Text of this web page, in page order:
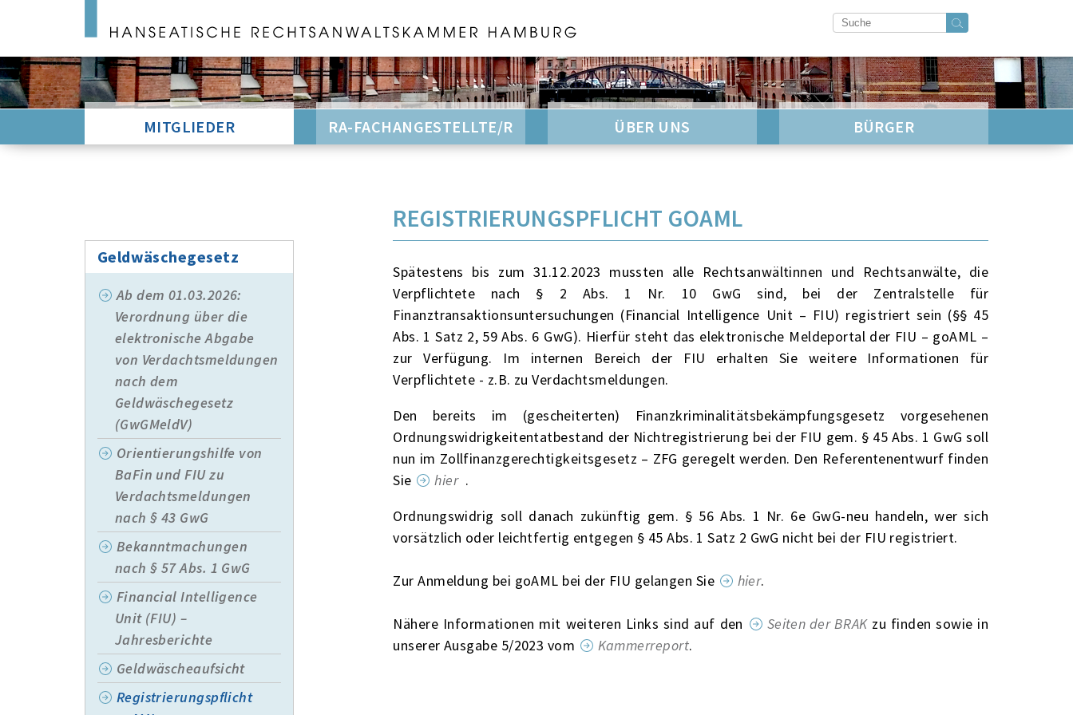
MITGLIEDER RA-FACHANGESTELLTE/R ÜBER UNS BÜRGER
Geldwäschegesetz
Ab dem 01.03.2026:
Verordnung über die
elektronische Abgabe
von Verdachtsmeldungen
nach dem
Geldwäschegesetz
(GwGMeldV)
Orientierungshilfe von
BaFin und FIU zu
Verdachtsmeldungen
nach § 43 GwG
Bekanntmachungen
nach § 57 Abs. 1 GwG
Financial Intelligence
Unit (FIU) –
Jahresberichte
Geldwäscheaufsicht
Registrierungspflicht
REGISTRIERUNGSPFLICHT GOAML
Spätestens bis zum 31.12.2023 mussten alle Rechtsanwältinnen und Rechtsanwälte, die
Verpflichtete nach § 2 Abs. 1 Nr. 10 GwG sind, bei der Zentralstelle für
Finanztransaktionsuntersuchungen (Financial Intelligence Unit – FIU) registriert sein (§§ 45
Abs. 1 Satz 2, 59 Abs. 6 GwG). Hierfür steht das elektronische Meldeportal der FIU – goAML –
zur Verfügung. Im internen Bereich der FIU erhalten Sie weitere Informationen für
Verpflichtete - z.B. zu Verdachtsmeldungen.
Den bereits im (gescheiterten) Finanzkriminalitätsbekämpfungsgesetz vorgesehenen
Ordnungswidrigkeitentatbestand der Nichtregistrierung bei der FIU gem. § 45 Abs. 1 GwG soll
nun im Zollfinanzgerechtigkeitsgesetz – ZFG geregelt werden. Den Referentenentwurf finden
Sie
hier.
Ordnungswidrig soll danach zukünftig gem. § 56 Abs. 1 Nr. 6e GwG-neu handeln, wer sich
vorsätzlich oder leichtfertig entgegen § 45 Abs. 1 Satz 2 GwG nicht bei der FIU registriert.
Zur Anmeldung bei goAML bei der FIU gelangen Sie hier.
Nähere Informationen mit weiteren Links sind auf den Seiten der BRAKzu finden sowie in
unserer Ausgabe 5/2023 vom
Kammerreport.